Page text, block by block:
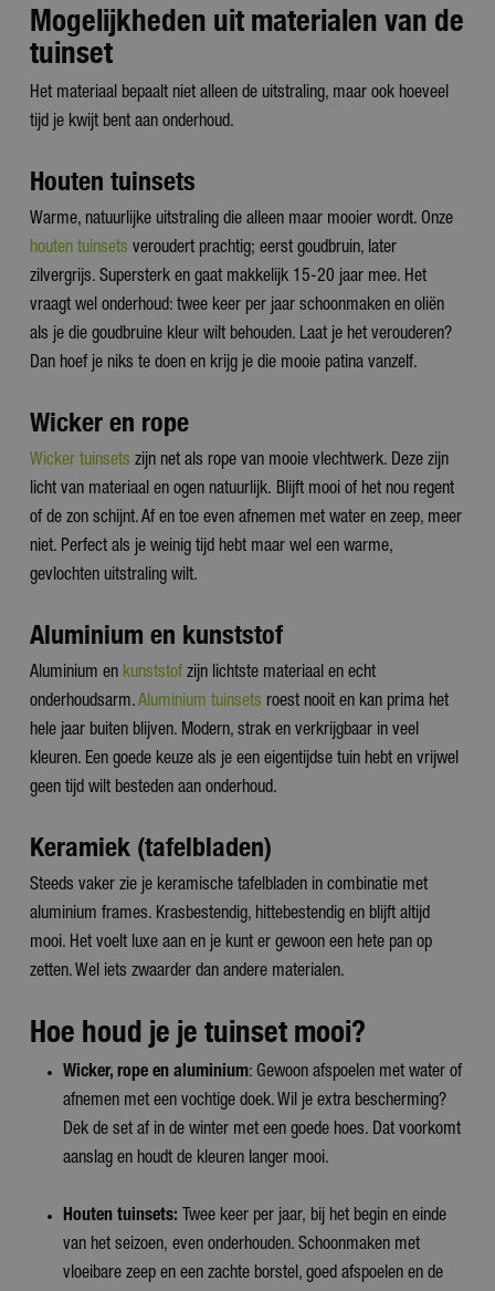
Mogelijkheden uit materialen van de
tuinset
Het materiaal bepaalt niet alleen de uitstraling, maar ook hoeveel
tijd je kwijt bent aan onderhoud.
Houten tuinsets
Warme, natuurlijke uitstraling die alleen maar mooier wordt. Onze
houten tuinsets veroudert prachtig; eerst goudbruin, later
zilvergrijs. Supersterk en gaat makkelijk 15-20 jaar mee. Het
vraagt wel onderhoud: twee keer per jaar schoonmaken en oliën
als je die goudbruine kleur wilt behouden. Laat je het verouderen?
Dan hoef je niks te doen en krijg je die mooie patina vanzelf.
Wicker en rope
Wicker tuinsets zijn net als rope van mooie vlechtwerk. Deze zijn
licht van materiaal en ogen natuurlijk. Blijft mooi of het nou regent
of de zon schijnt. Af en toe even afnemen met water en zeep, meer
niet. Perfect als je weinig tijd hebt maar wel een warme,
gevlochten uitstraling wilt.
Aluminium en kunststof
Aluminium en kunststof zijn lichtste materiaal en echt
onderhoudsarm.Aluminium tuinsets roest nooit en kan prima het
hele jaar buiten blijven. Modern, strak en verkrijgbaar in veel
kleuren. Een goede keuze als je een eigentijdse tuin hebt en vrijwel
geen tijd wilt besteden aan onderhoud.
Keramiek (tafelbladen)
Steeds vaker zie je keramische tafelbladen in combinatie met
aluminium frames. Krasbestendig, hittebestendig en blijft altijd
mooi. Het voelt luxe aan en je kunt er gewoon een hete pan op
zetten. Wel iets zwaarder dan andere materialen.
Hoe houd je je tuinset mooi?
Wicker, rope en aluminium: Gewoon afspoelen met water of
afnemen met een vochtige doek. Wil je extra bescherming?
Dek de set af in de winter met een goede hoes. Dat voorkomt
aanslag en houdt de kleuren langer mooi.
Houten tuinsets: Twee keer per jaar, bij het begin en einde
van het seizoen, even onderhouden. Schoonmaken met
vloeibare zeep en een zachte borstel, goed afspoelen en de